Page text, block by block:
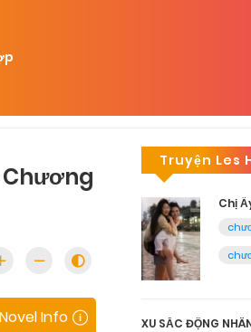
Novel Info
Truyện Les
Chị
XU SẮC ĐỘNG